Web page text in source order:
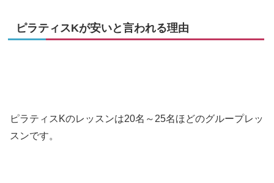
ピラティスKが安いと言われる理由
ピラティスKのレッスンは20名～25名ほどのグループレッ
スンです。